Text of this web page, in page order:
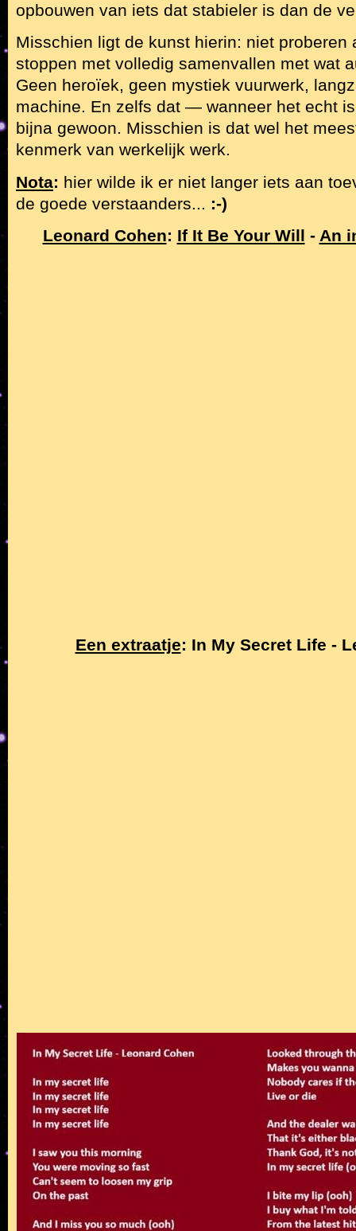
opbouwen van iets dat stabieler is dan de
Misschien ligt de kunst hierin: niet proberen
stoppen met volledig samenvallen met wat
Geen heroïek, geen mystiek vuurwerk,
machine. En zelfs dat — wanneer het echt
bijna gewoon. Misschien is dat wel het
kenmerk van werkelijk werk.
Nota: hier wilde ik er niet langer iets aan
de goede verstaanders... :-)
Leonard Cohen: If It Be Your Will - An
Een extraatje: In My Secret Life -